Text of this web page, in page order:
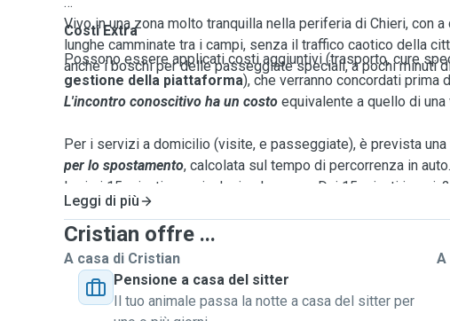
Vivo in una zona molto tranquilla nella periferia di Chieri, con
lunghe camminate tra i campi, senza il traffico caotico della
anche i boschi per delle passeggiate speciali, a pochi minuti
Costi Extra
Possono essere applicati costi aggiuntivi (trasporto, cure
gestione della piattaforma), che verranno concordati prima
L'incontro conoscitivo ha un costo equivalente a quello di
Per i servizi a domicilio (visite, e passeggiate), è prevista una
per lo spostamento, calcolata sul tempo di percorrenza in auto.
I primi 15 minuti sono inclusi nel prezzo. Dai 15 minuti in poi:
Sono previstiscontiper incontri di lunga durata (60+minuti) e
ricorrenti, che verranno concordati durante il colloquio
Per i cani al primo soggiorno da me, è
obbligativo un
una o più prove di soggiorno e convivenza
ed un
Leggi di più
Cristian offre ...
A casa di Cristian
Pensione a casa del sitter
Il tuo animale passa la notte a casa del sitter per
A